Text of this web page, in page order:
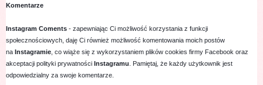
Komentarze
Instagram Coments - zapewniając Ci możliwość korzystania z funkcji
społecznościowych, daję Ci również możliwość komentowania moich postów
na Instagramie , co wiąże się z wykorzystaniem plików cookies firmy Facebook oraz
akceptacji polityki prywatności Instagramu . Pamiętaj, że każdy użytkownik jest
odpowiedzialny za swoje komentarze.